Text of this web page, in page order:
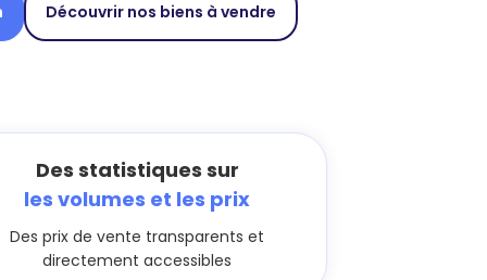
Découvrir nos biens à vendre
Des statistiques sur
les volumes et les prix
Des prix de vente transparents et
directement accessibles